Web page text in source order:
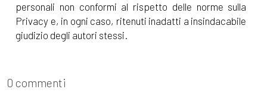
personali non conformi al rispetto delle norme sulla
Privacy e, in ogni caso, ritenuti inadatti a insindacabile
giudizio degli autori stessi.
0 commenti